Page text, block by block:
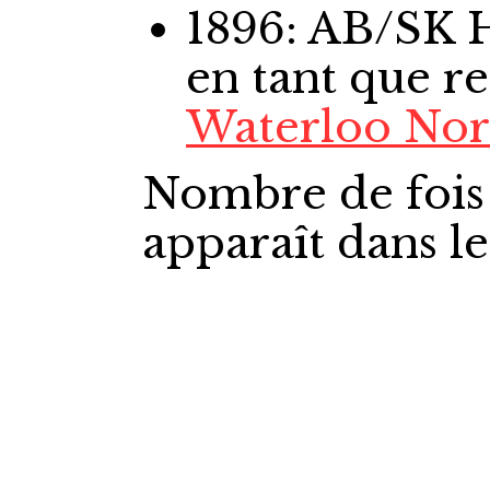
1896: AB/SK
en tant que
Waterloo
Nombre de
apparaît dans